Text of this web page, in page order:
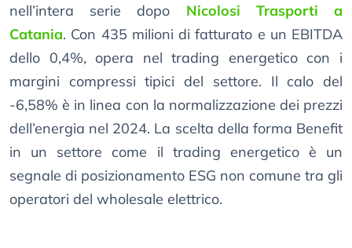
nell’intera serie dopo Nicolosi Trasporti a
Catania. Con 435 milioni di fatturato e un EBITDA
dello 0,4%, opera nel trading energetico con i
margini compressi tipici del settore. Il calo del
-6,58% è in linea con la normalizzazione dei prezzi
dell’energia nel 2024. La scelta della forma Benefit
in un settore come il trading energetico è un
segnale di posizionamento ESG non comune tra gli
operatori del wholesale elettrico.